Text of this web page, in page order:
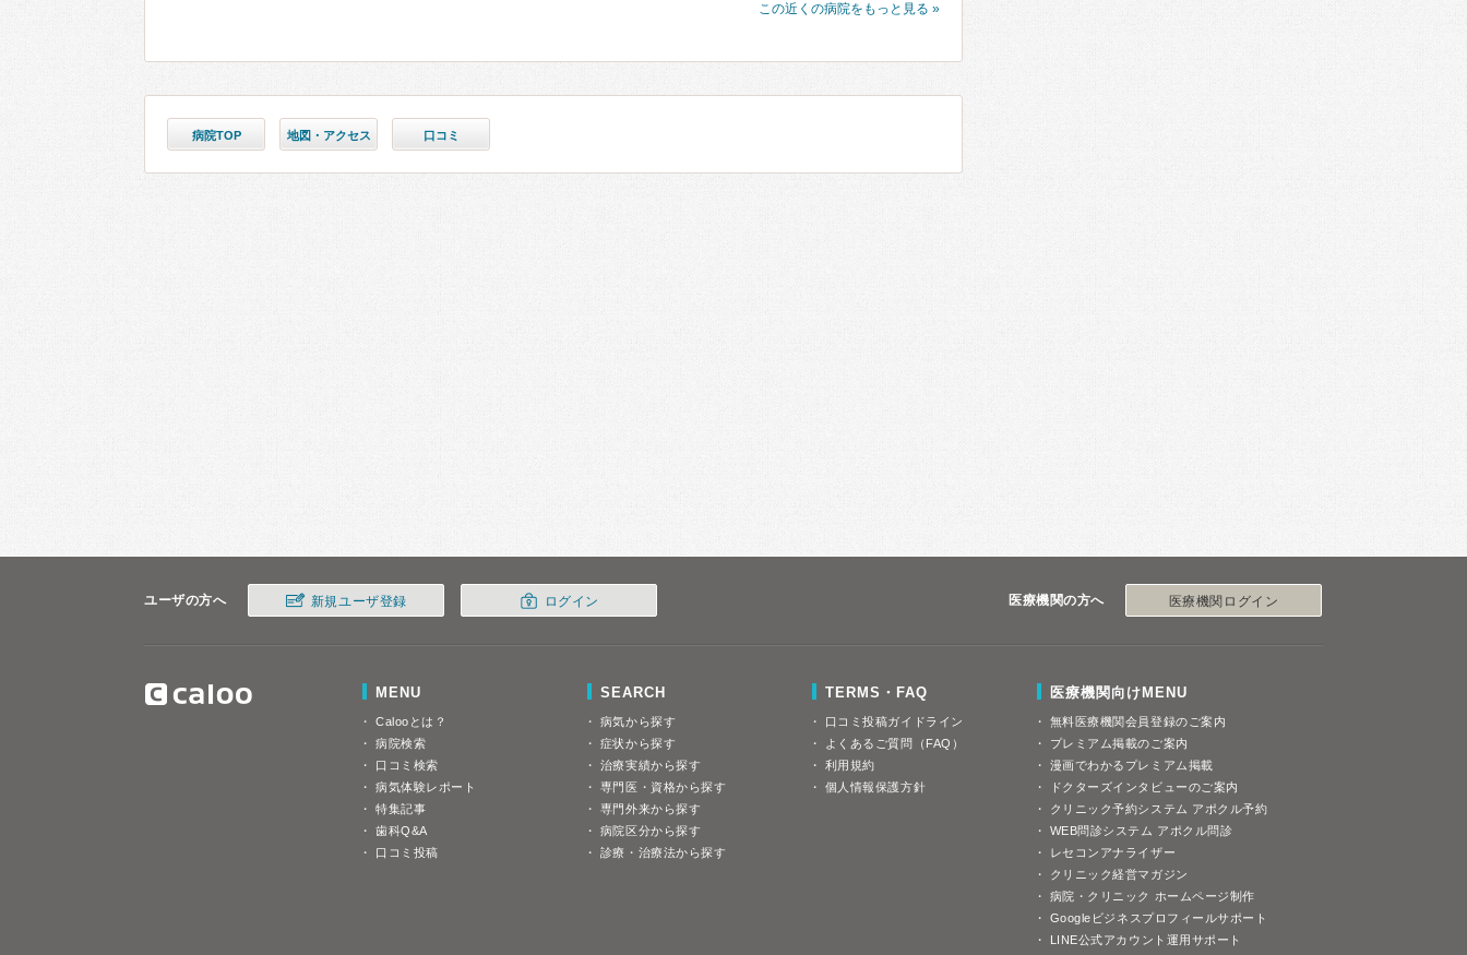
この近くの病院をもっと見る »
病院TOP 地図・アクセス 口コミ
ユーザの方へ 新規ユーザ登録 ログイン 医療機関の方へ 医療機関ログイン
MENU
Calooとは？
病院検索
口コミ検索
病気体験レポート
特集記事
歯科Q&A
口コミ投稿
SEARCH
病気から探す
症状から探す
治療実績から探す
専門医・資格から探す
専門外来から探す
病院区分から探す
診療・治療法から探す
TERMS・FAQ
口コミ投稿ガイドライン
よくあるご質問（FAQ）
利用規約
個人情報保護方針
医療機関向けMENU
無料医療機関会員登録のご案内
プレミアム掲載のご案内
漫画でわかるプレミアム掲載
ドクターズインタビューのご案内
クリニック予約システム アポクル予約
WEB問診システム アポクル問診
レセコンアナライザー
クリニック経営マガジン
病院・クリニック ホームページ制作
Googleビジネスプロフィールサポート
LINE公式アカウント運用サポート